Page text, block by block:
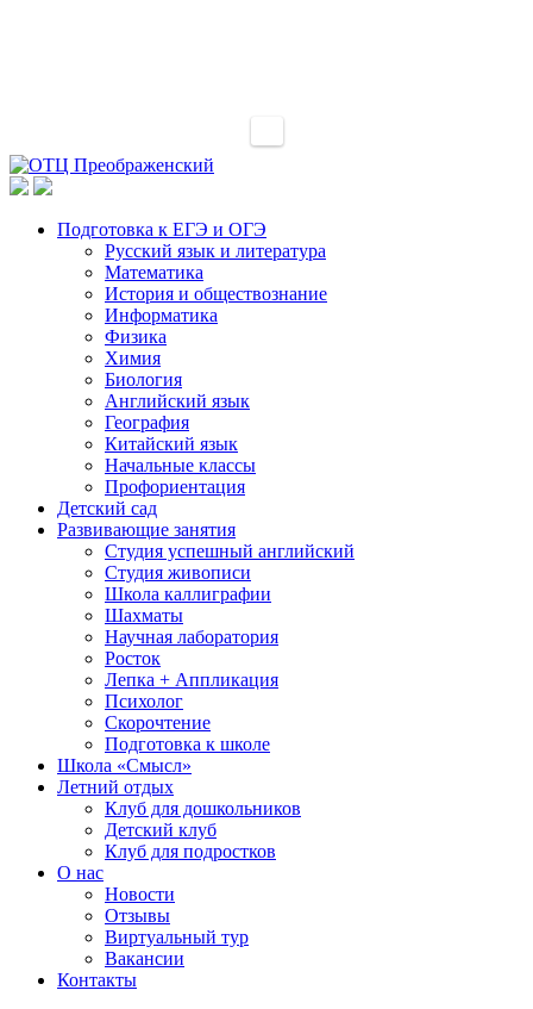
Подготовка к ЕГЭ и ОГЭ
Русский язык и литература
Математика
История и обществознание
Информатика
Физика
Химия
Биология
Английский язык
География
Китайский язык
Начальные классы
Профориентация
Детский сад
Развивающие занятия
Студия успешный английский
Студия живописи
Школа каллиграфии
Шахматы
Научная лаборатория
Росток
Лепка + Аппликация
Психолог
Скорочтение
Подготовка к школе
Школа «Смысл»
Летний отдых
Клуб для дошкольников
Детский клуб
Клуб для подростков
О нас
Новости
Отзывы
Виртуальный тур
Вакансии
Контакты